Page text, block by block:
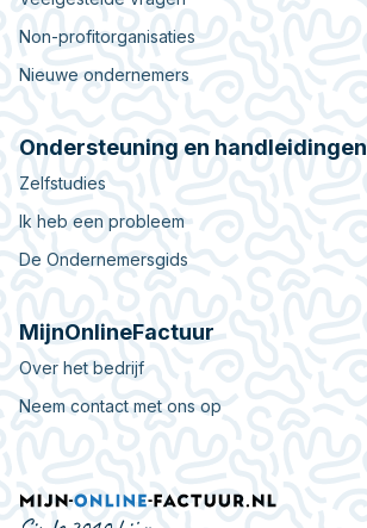
Non-profitorganisaties
Nieuwe ondernemers
Ondersteuning en handleidingen
Zelfstudies
Ik heb een probleem
De Ondernemersgids
MijnOnlineFactuur
Over het bedrijf
Neem contact met ons op